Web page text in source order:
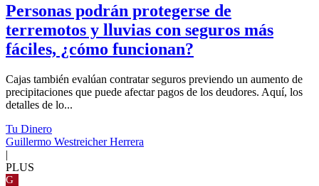
Personas podrán protegerse de
terremotos y lluvias con seguros más
fáciles, ¿cómo funcionan?
Cajas también evalúan contratar seguros previendo un aumento de
precipitaciones que puede afectar pagos de los deudores. Aquí, los
detalles de lo...
Tu Dinero
Guillermo Westreicher Herrera
|
PLUS
G